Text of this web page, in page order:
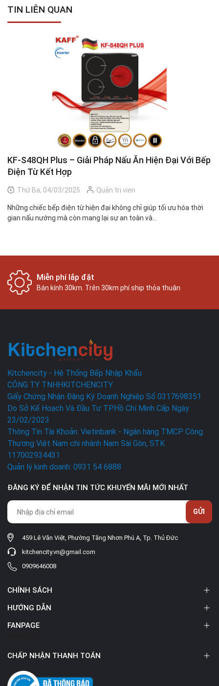
TIN LIÊN QUAN
KF-S48QH Plus – Giải Pháp Nấu Ăn Hiện Đại Với Bếp
Điện Từ Kết Hợp
Thứ Ba, 04/03/2025 Quản trị vien
Những chiếc bếp điện từ hiện đại không chỉ giúp tối ưu hóa thời
gian nấu nướng mà còn mang lại sự an toàn và...
Miễn phí lắp đặt
Bán kính 30km. Trên 30km phí ship thỏa thuận
Kitchencity - Hệ Thống Bếp Nhập Khẩu
CÔNG TY TNHHKITCHENCITY
Giấy Chứng Nhận Đăng Ký Doanh Nghiệp Số 0317698351
Do Sở Kế Hoạch Và Đầu Tư TP.Hồ Chí Minh Cấp Ngày
23/02/2023
Thông Tin Tài Khoản: Vietinbank - Ngân hàng TMCP Công
Thương Việt Nam chi nhánh Nam Sài Gòn, STK
117002934431
Quản lý kinh doanh: 0931 54 6888
ĐĂNG KÝ ĐỂ NHẬN TIN TỨC KHUYẾN MÃI MỚI NHẤT
GỬI
459 Lê Văn Việt, Phường Tăng Nhơn Phú A, Tp. Thủ Đức
kitchencity.vn@gmail.com
0909646008
CHÍNH SÁCH
HƯỚNG DẪN
FANPAGE
CHẤP NHẬN THANH TOÁN